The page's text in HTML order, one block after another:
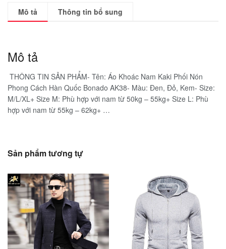
Mô tả Thông tin bổ sung
Mô tả
️ THÔNG TIN SẢN PHẨM- Tên: Áo Khoác Nam Kaki Phối Nón
Phong Cách Hàn Quốc Bonado AK38- Màu: Đen, Đỏ, Kem- Size:
M/L/XL+ Size M: Phù hợp với nam từ 50kg – 55kg+ Size L: Phù
hợp với nam từ 55kg – 62kg+ …
Sản phẩm tương tự